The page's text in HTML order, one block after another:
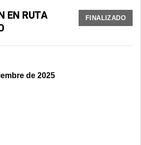
EN RUTA
FINALIZADO
de 2025